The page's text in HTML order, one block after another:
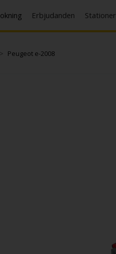
Bokning Erbjudanden Stationer
Peugeot e-2008